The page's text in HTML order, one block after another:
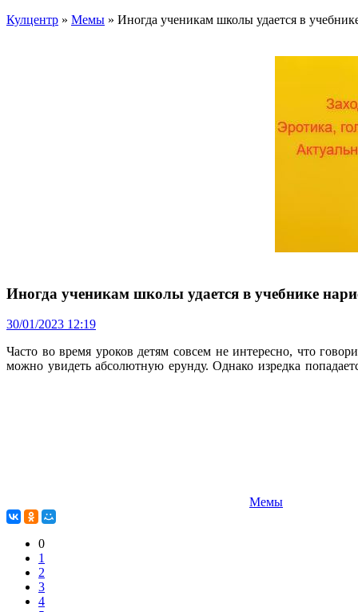
Кулцентр » Мемы » Иногда ученикам школы удается в
Иногда ученикам школы удается в учебнике
30/01/2023 12:19
Часто во время уроков детям совсем не интересно, что
можно увидеть абсолютную ерунду. Однако изредка
Мемы
0
1
2
3
4